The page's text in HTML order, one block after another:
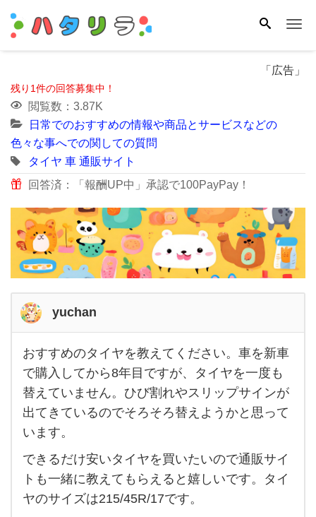
「広告」
残り1件の回答募集中！
閲覧数：3.87K
日常でのおすすめの情報や商品とサービスなどの
色々な事へでの関しての質問
タイヤ 車 通販サイト
回答済：「報酬UP中」承認で100PayPay！
yuchan
お
す
す
め
の
タ
イ
おすすめのタイヤを教えてください。車を新車
で購入してから8年目ですが、タイヤを一度も
替えていません。ひび割れやスリップサインが
出てきているのでそろそろ替えようかと思って
います。
できるだけ安いタイヤを買いたいので通販サイ
トも一緒に教えてもらえると嬉しいです。タイ
ヤのサイズは215/45R/17です。